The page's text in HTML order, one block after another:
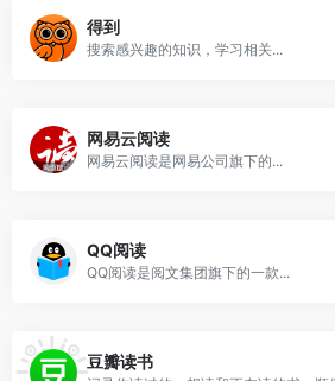
得到
搜索感兴趣的知识，学习相关...
网易云阅读
网易云阅读是网易公司旗下的...
QQ阅读
QQ阅读是阅文集团旗下的一款...
豆瓣读书